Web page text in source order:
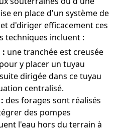
en place d'un système de
d'diriger efficacement ces
techniques incluent :
: une tranchée est creusée
y placer un tuyau
dirigée dans ce tuyau
centralisé.
des forages sont réalisés
des pompes
l'eau hors du terrain à